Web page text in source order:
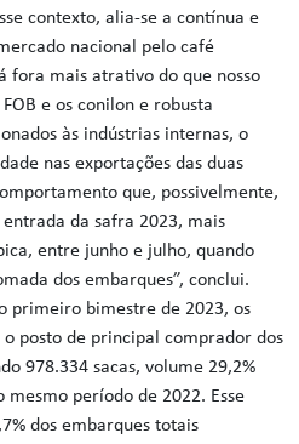
contexto, alia-se a contínua e
nacional pelo café
fora mais atrativo do que nosso
FOB e os conilon e robusta
às indústrias internas, o
nas exportações das duas
que, possivelmente,
da safra 2023, mais
entre junho e julho, quando
dos embarques”, conclui.
primeiro bimestre de 2023, os
o posto de principal comprador dos
978.334 sacas, volume 29,2%
período de 2022. Esse
dos embarques totais